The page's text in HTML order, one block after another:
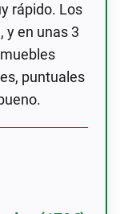
rápido. Los
y en unas 3
puntuales